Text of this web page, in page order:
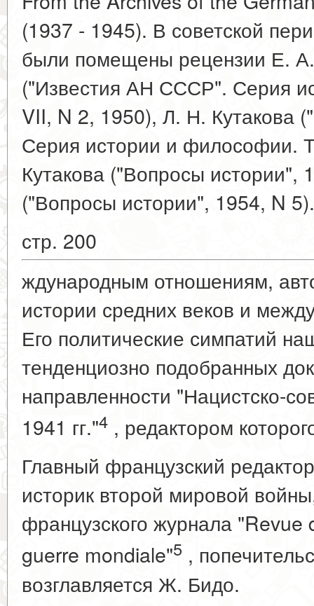
(1937 - 1945). В советской
были помещены рецензии Е.
("Известия АН СССР". Серия
VII, N 2, 1950), Л. Н. Кутакова
Серия истории и философии.
Кутакова ("Вопросы истории",
("Вопросы истории", 1954, N 5).
стр. 200
ждународным отношениям,
истории средних веков и
Его политические симпатий
тенденциозно подобранных
направленности "Нацистско-
1941 гг."4 , редактором
Главный французский
историк второй мировой
французского журнала
guerre mondiale"5 ,
возглавляется Ж. Бидо.